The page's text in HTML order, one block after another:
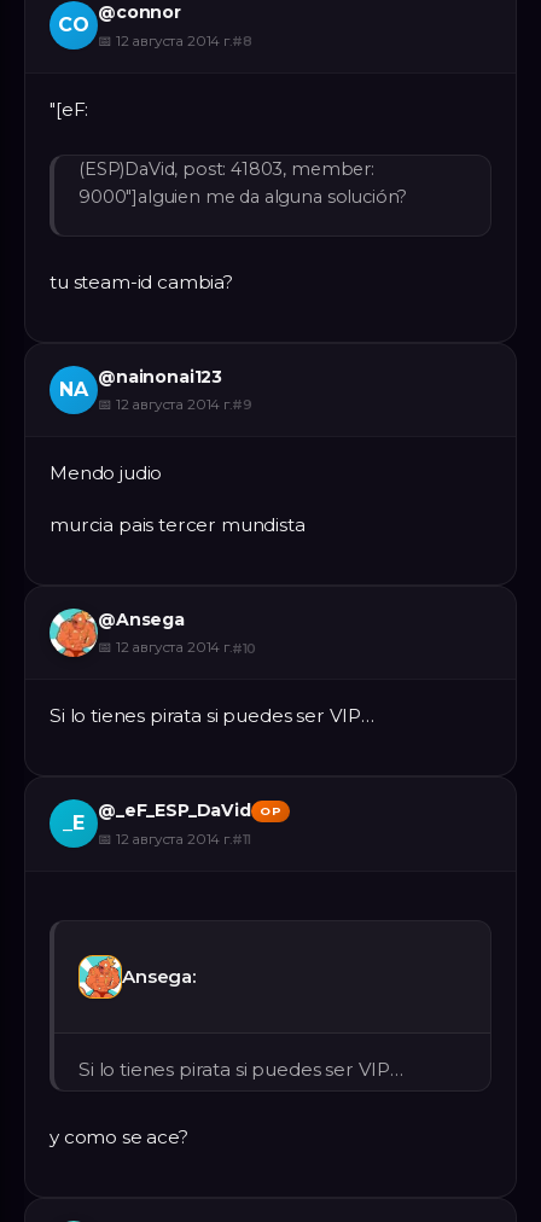
CO
@connor
📅 12 августа 2014 г.#8
"[eF:
(ESP)DaVid, post: 41803, member:
9000"]alguien me da alguna solución?
tu steam-id cambia?
NA
@nainonai123
📅 12 августа 2014 г.#9
Mendo judio
murcia pais tercer mundista
@Ansega
📅 12 августа 2014 г.#10
Si lo tienes pirata si puedes ser VIP…
_E
@_eF_ESP_DaVid OP
📅 12 августа 2014 г.#11
Ansega:
Si lo tienes pirata si puedes ser VIP…
y como se ace?